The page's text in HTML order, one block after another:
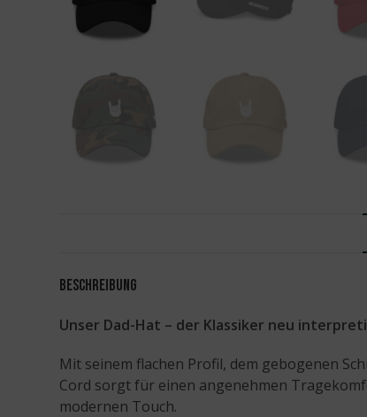
Beschreibung
Unser Dad-Hat – der Klassiker neu
Mit seinem flachen Profil, dem gebogenen
Cord sorgt für einen angenehmen
modernen Touch.